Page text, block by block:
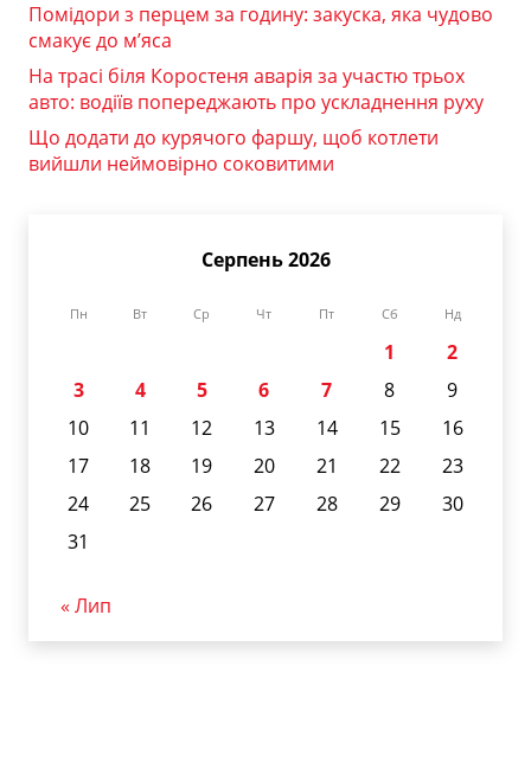
Помідори з перцем за годину: закуска, яка чудово
смакує до м’яса
На трасі біля Коростеня аварія за участю трьох
авто: водіїв попереджають про ускладнення руху
Що додати до курячого фаршу, щоб котлети
вийшли неймовірно соковитими
Серпень 2026
Пн Вт Ср Чт Пт Сб Нд
1
2
3
4 5 6 7 8
9
10
11 12 13 14 15
16
17
18 19 20 21 22
23
24
25 26 27 28 29
30
31
« Лип